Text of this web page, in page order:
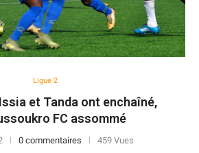
Ligue 2
et Tanda ont enchaîné,
FC assommé
0 commentaires 459 Vues